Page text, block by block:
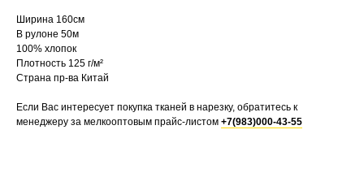
Ширина 160см
В рулоне 50м
100% хлопок
Плотность 125 г/м²
Страна пр-ва Китай
Если Вас интересует покупка тканей в нарезку, обратитесь к
менеджеру за мелкооптовым прайс-листом +7(983)000-43-55